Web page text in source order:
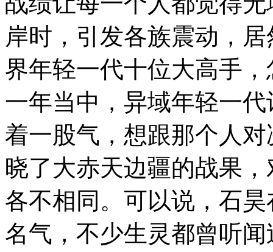
岸时，引发各族震动，
界年轻一代十位大高手
一年当中，异域年轻一
着一股气，想跟那个人
晓了大赤天边疆的战果
各不相同。可以说，石
名气，不少生灵都曾听